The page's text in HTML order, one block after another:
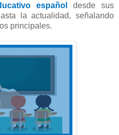
español
desde sus
la actualidad, señalando
principales.